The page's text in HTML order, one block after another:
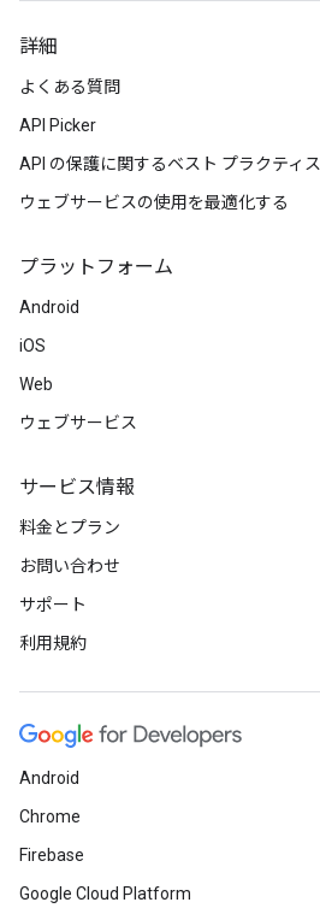
詳細
よくある質問
API Picker
API の保護に関するベスト プラクティス
ウェブサービスの使用を最適化する
プラットフォーム
Android
iOS
Web
ウェブサービス
サービス情報
料金とプラン
お問い合わせ
サポート
利用規約
Android
Chrome
Firebase
Google Cloud Platform